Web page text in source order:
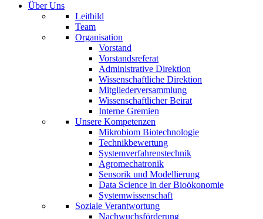
Über Uns
Leitbild
Team
Organisation
Vorstand
Vorstandsreferat
Administrative Direktion
Wissenschaftliche Direktion
Mitgliederversammlung
Wissenschaftlicher Beirat
Interne Gremien
Unsere Kompetenzen
Mikrobiom Biotechnologie
Technikbewertung
Systemverfahrenstechnik
Agromechatronik
Sensorik und Modellierung
Data Science in der Bioökonomie
Systemwissenschaft
Soziale Verantwortung
Nachwuchsförderung